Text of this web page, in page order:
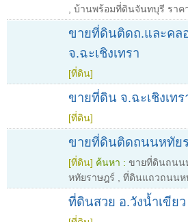
บ้านพร้อมที่ดินจันทบุรี ราค
ขายที่ดินติดถ.และคล
จ.ฉะเชิงเทรา
[ที่ดิน]
ขายที่ดิน จ.ฉะเชิงเทร
[ที่ดิน]
ขายที่ดินติดถนนหทัย
[ที่ดิน] ค้นหา : ขายที่ดินถนน
หทัยราษฎร์
ที่ดินแถวถนนห
ที่ดินสวย อ.วังน้ำเขียว